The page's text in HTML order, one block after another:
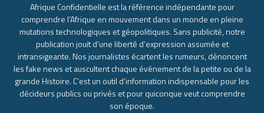
Afrique Confidentielle est la référence indépendante pour
comprendre l’Afrique en mouvement dans un monde en pleine
mutations technologiques et géopolitiques. Sans publicité, notre
publication jouit d’une liberté d’expression assumée et
intransigeante. Nos journalistes écartent les rumeurs, dénoncent
les fake news et auscultent chaque événement de la petite ou de la
grande Histoire. C’est un outil d’information indispensable pour les
décideurs publics ou privés et pour quiconque veut comprendre
son époque.